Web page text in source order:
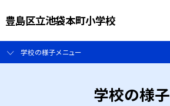
豊島区立池袋本町小学校
学校の様子メニュー
学校の様子